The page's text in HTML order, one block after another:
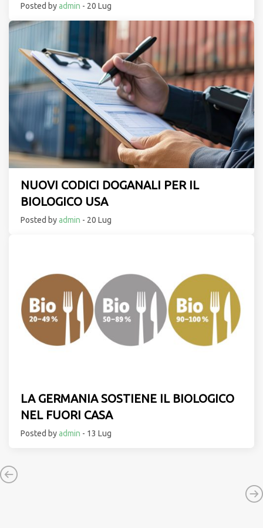
Posted byadmin - 20 Lug
NUOVI CODICI DOGANALI PER IL
BIOLOGICO USA
Posted byadmin - 20 Lug
LA GERMANIA SOSTIENE IL BIOLOGICO
NEL FUORI CASA
Posted byadmin - 13 Lug